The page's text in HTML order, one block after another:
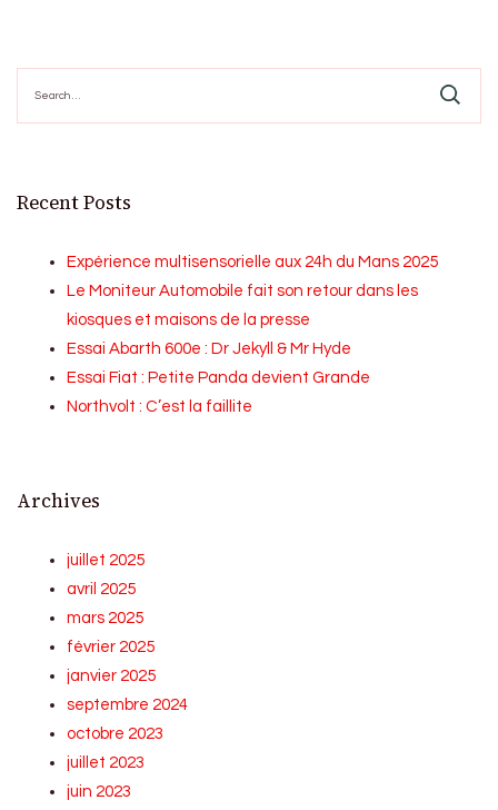
for:
Recent Posts
Expérience multisensorielle aux 24h du Mans 2025
Le Moniteur Automobile fait son retour dans les
kiosques et maisons de la presse
Essai Abarth 600e : Dr Jekyll & Mr Hyde
Essai Fiat : Petite Panda devient Grande
Northvolt : C’est la faillite
Archives
juillet 2025
avril 2025
mars 2025
février 2025
janvier 2025
septembre 2024
octobre 2023
juillet 2023
juin 2023